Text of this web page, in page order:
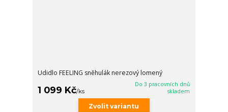
Udidlo FEELING sněhulák nerezový lomený
1 099 Kč/ks
Do 3 pracovních dnů
skladem
Zvolit variantu